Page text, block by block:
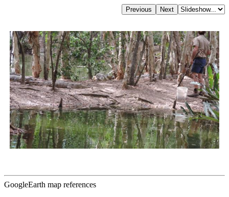
GoogleEarth map references